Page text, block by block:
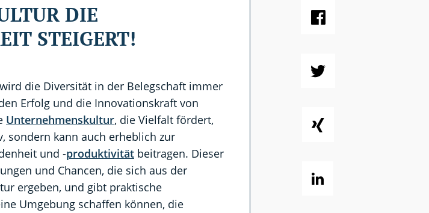
DIE
STEIGERT!
die Diversität in der Belegschaft immer
Erfolg und die Innovationskraft von
Unternehmenskultur, die Vielfalt fördert,
sondern kann auch erheblich zur
und -produktivitätbeitragen. Dieser
und Chancen, die sich aus der
ergeben, und gibt praktische
Umgebung schaffen können, die